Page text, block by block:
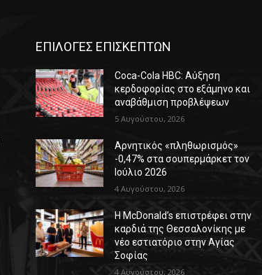
ΕΠΙΛΟΓΕΣ ΕΠΙΣΚΕΠΤΩΝ
Coca-Cola HBC: Αύξηση
κερδοφορίας στο εξάμηνο και
αναβάθμιση προβλέψεων
5 Αυγούστου, 2026
Αρνητικός «πληθωρισμός»
-0,47% στα σουπερμάρκετ τον
Ιούλιο 2026
4 Αυγούστου, 2026
Η McDonald’s επιστρέφει στην
καρδιά της Θεσσαλονίκης με
νέο εστιατόριο στην Αγίας
Σοφίας
4 Αυγούστου, 2026